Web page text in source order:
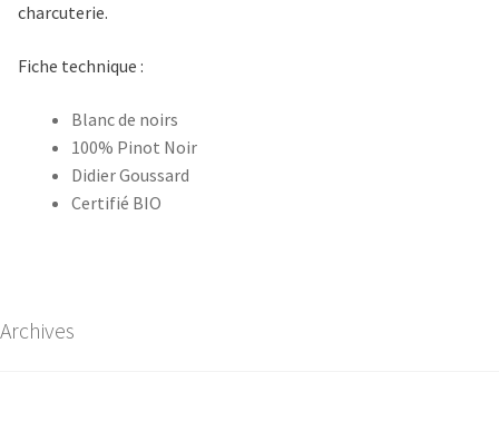
charcuterie.
Fiche technique :
Blanc de noirs
100% Pinot Noir
Didier Goussard
Certifié BIO
Archives